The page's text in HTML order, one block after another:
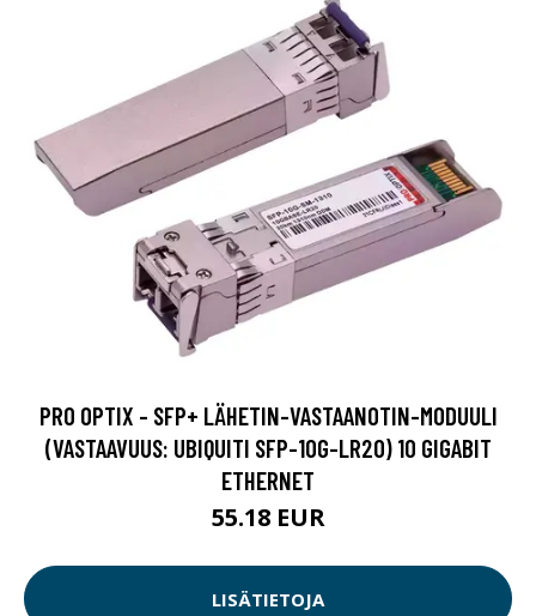
PRO OPTIX - SFP+ LÄHETIN-VASTAANOTIN-MODUULI
(VASTAAVUUS: UBIQUITI SFP-10G-LR20) 10 GIGABIT
ETHERNET
55.18 EUR
LISÄTIETOJA